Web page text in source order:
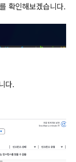
확인해보겠습니다.
다.